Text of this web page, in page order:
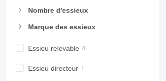
Nombre d'essieux
Marque des essieux
Essieu relevable
Essieu directeur